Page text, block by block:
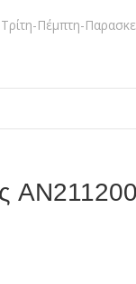
Πέμπτη-